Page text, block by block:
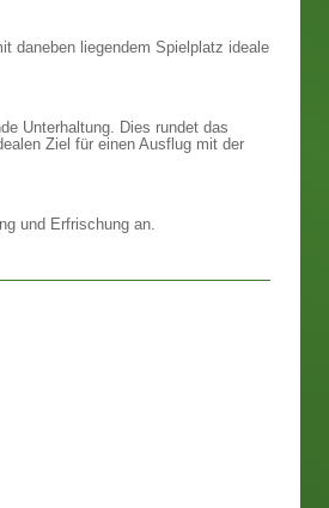
daneben liegendem Spielplatz ideale
Unterhaltung. Dies rundet das
Ziel für einen Ausflug mit der
und Erfrischung an.